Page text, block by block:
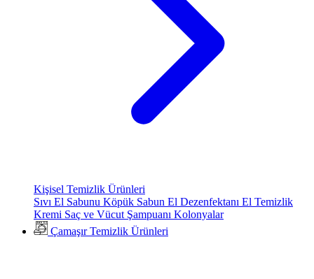
Kişisel Temizlik Ürünleri
Sıvı El Sabunu Köpük Sabun El Dezenfektanı El Temizlik
Kremi Saç ve Vücut Şampuanı Kolonyalar
Çamaşır Temizlik Ürünleri